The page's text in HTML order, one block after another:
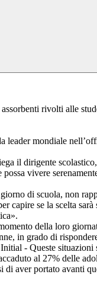
rivolti alle
mondiale
il dirigente
vivere
di scuola, non
capire se la scelta
della loro
in grado di
- Queste
al 27% delle
aver portato